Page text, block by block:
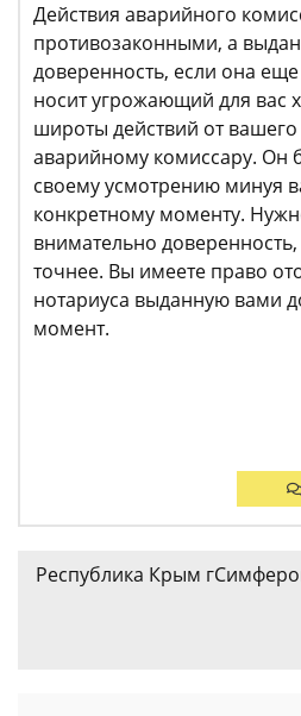
Действия аварийного
противозаконными, а
доверенность, если она
носит угрожающий для вас
широты действий от
аварийному комиссару. Он
своему усмотрению минуя
конкретному моменту.
внимательно
точнее. Вы имеете право
нотариуса выданную вами
момент.
Республика Крым